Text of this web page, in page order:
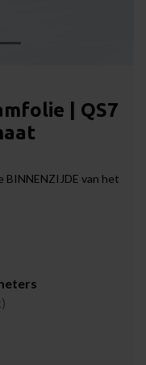
| QS7
BINNENZIJDE van het